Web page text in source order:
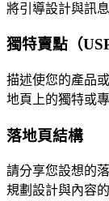
將引導設計與訊
獨特賣點（USP
描述使您的產品
地頁上的獨特或
落地頁結構
請分享您設想的
規劃設計與內容